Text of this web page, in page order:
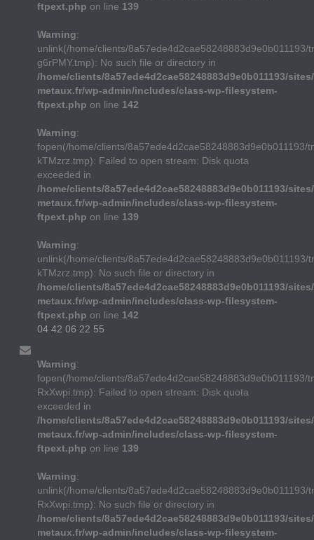
ftpext.php on line 139
Warning:
unlink(/home/clients/8a57ede4d2cae58248883d9e0b011193/
g6rPMY.tmp): No such file or directory in
/home/clients/8a57ede4d2cae58248883d9e0b011193/
metaux.fr/wp-admin/includes/class-wp-filesystem-
ftpext.php on line 142
Warning:
fopen(/home/clients/8a57ede4d2cae58248883d9e0b011193/
kTMzrz.tmp): Failed to open stream: Disk quota
exceeded in
/home/clients/8a57ede4d2cae58248883d9e0b011193/
metaux.fr/wp-admin/includes/class-wp-filesystem-
ftpext.php on line 139
Warning:
unlink(/home/clients/8a57ede4d2cae58248883d9e0b011193/
kTMzrz.tmp): No such file or directory in
/home/clients/8a57ede4d2cae58248883d9e0b011193/
metaux.fr/wp-admin/includes/class-wp-filesystem-
ftpext.php on line 142
04 42 06 22 55
Warning:
fopen(/home/clients/8a57ede4d2cae58248883d9e0b011193/
RxXwpi.tmp): Failed to open stream: Disk quota
exceeded in
/home/clients/8a57ede4d2cae58248883d9e0b011193/
metaux.fr/wp-admin/includes/class-wp-filesystem-
ftpext.php on line 139
Warning:
unlink(/home/clients/8a57ede4d2cae58248883d9e0b011193/
RxXwpi.tmp): No such file or directory in
/home/clients/8a57ede4d2cae58248883d9e0b011193/
metaux.fr/wp-admin/includes/class-wp-filesystem-